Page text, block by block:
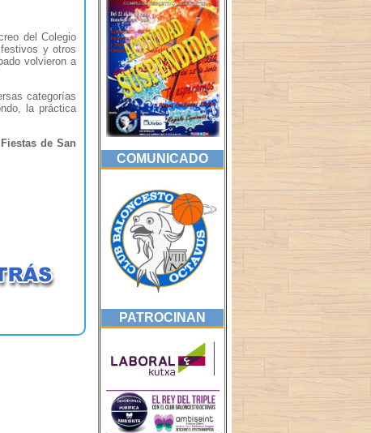
del Colegio
y otros
volvieron a
categorías
la práctica
de San
COMUNICADO
PATROCINAN